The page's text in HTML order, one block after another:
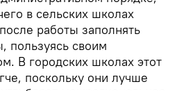
в сельских школах
работы заполнять
пользуясь своим
В городских школах этот
поскольку они лучше